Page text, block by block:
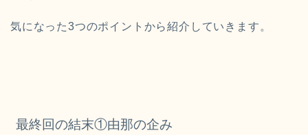
気になった3つのポイントから紹介していきます。
最終回の結末①由那の企み